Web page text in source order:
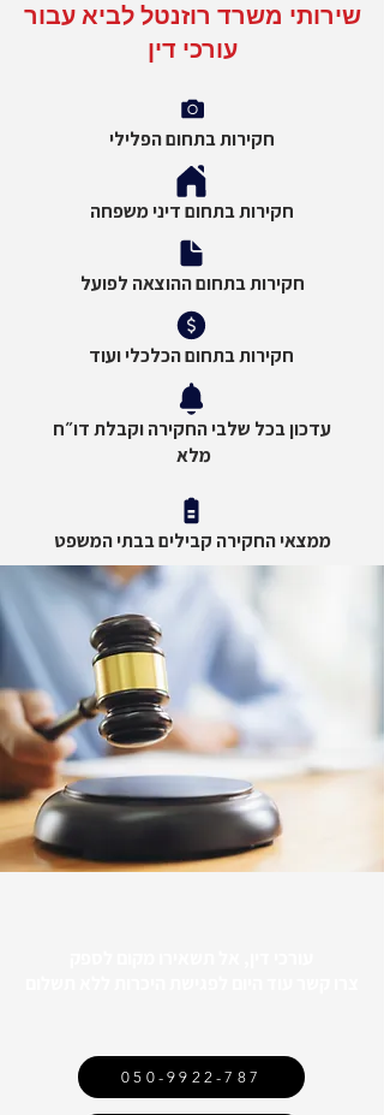
שירותי משרד רוזנטל לביא עבור
עורכי דין
חקירות בתחום הפלילי
חקירות בתחום דיני משפחה
חקירות בתחום ההוצאה לפועל
חקירות בתחום הכלכלי ועוד
עדכון בכל שלבי החקירה וקבלת דו״ח
מלא
ממצאי החקירה קבילים בבתי המשפט
050-9922-787